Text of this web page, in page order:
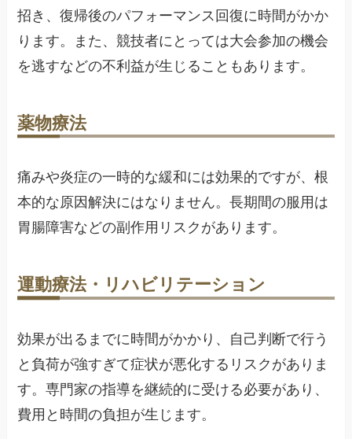
招き、復帰後のパフォーマンス回復に時間がかか
ります。また、競技者にとっては大会参加の機会
を逃すなどの不利益が生じることもあります。
薬物療法
痛みや炎症の一時的な緩和には効果的ですが、根
本的な原因解決にはなりません。長期間の服用は
胃腸障害などの副作用リスクがあります。
運動療法・リハビリテーション
効果が出るまでに時間がかかり、自己判断で行う
と負荷が強すぎて症状が悪化するリスクがありま
す。専門家の指導を継続的に受ける必要があり、
費用と時間の負担が生じます。